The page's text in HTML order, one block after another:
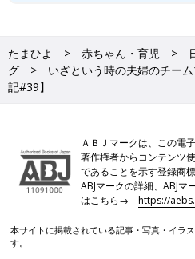
たまひよ 赤ちゃん・育児
グ
いざという時の夫婦のチー
記#39】
ＡＢＪマークは、この電
著作権者からコンテンツ
であることを示す登録商
ABJマークの詳細、ABJ
はこちら→https://
本サイトに掲載されている記事・写真・イラ
す。